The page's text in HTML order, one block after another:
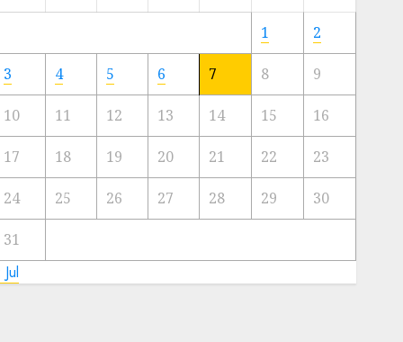
Artis
Kota
23/11/2024
0
1 2
3 4 5 6 7 8 9
10 11 12 13 14 15 16
17 18 19 20 21 22 23
24 25 26 27 28 29 30
31